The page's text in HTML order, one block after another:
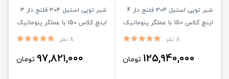
شیر توپی استیل ۳۰۴ فلنج دار 4
اینچ کلاس 150 با عملگر پنوماتیک
8 نفر
125,940,000 تومان
شیر توپی استیل ۳۰۴ فلنج دار 3
اینچ کلاس 150 با عملگر پنوماتیک
8 نفر
97,821,000 تومان